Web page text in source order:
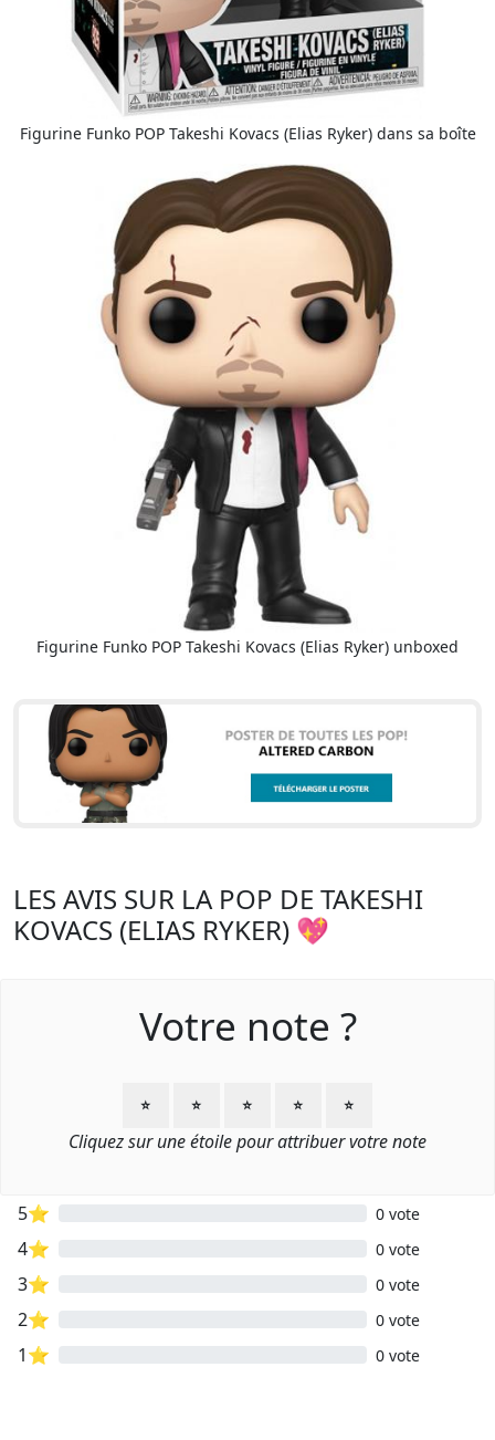
Figurine Funko POP Takeshi Kovacs (Elias Ryker) dans sa boîte
Figurine Funko POP Takeshi Kovacs (Elias Ryker) unboxed
LES AVIS SUR LA POP DE TAKESHI
KOVACS (ELIAS RYKER) 💖
Votre note ?
⭐ ⭐ ⭐ ⭐ ⭐
Cliquez sur une étoile pour attribuer votre note
5⭐ 0 vote
4⭐ 0 vote
3⭐ 0 vote
2⭐ 0 vote
1⭐ 0 vote